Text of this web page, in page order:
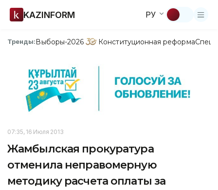
KAZINFORM РУ
Тренды:Выборы-2026 Конституционная реформа
07:35, 16 Июля 2013
Жамбылская прокуратура
отменила неправомерную
методику расчета оплаты за